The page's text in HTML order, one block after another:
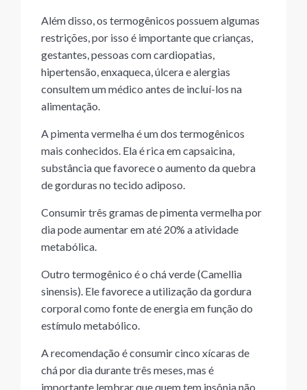
Além disso, os termogênicos possuem algumas
restrições, por isso é importante que crianças,
gestantes, pessoas com cardiopatias,
hipertensão, enxaqueca, úlcera e alergias
consultem um médico antes de incluí-los na
alimentação.
A pimenta vermelha é um dos termogênicos
mais conhecidos. Ela é rica em capsaicina,
substância que favorece o aumento da quebra
de gorduras no tecido adiposo.
Consumir três gramas de pimenta vermelha por
dia pode aumentar em até 20% a atividade
metabólica.
Outro termogênico é o chá verde (Camellia
sinensis). Ele favorece a utilização da gordura
corporal como fonte de energia em função do
estímulo metabólico.
A recomendação é consumir cinco xícaras de
chá por dia durante três meses, mas é
importante lembrar que quem tem insônia não